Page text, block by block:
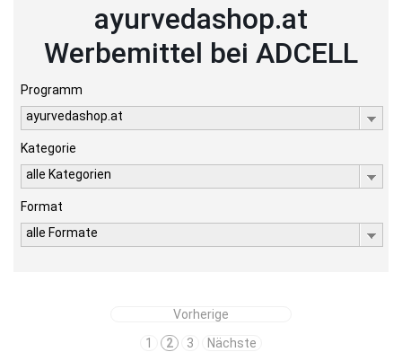
ayurvedashop.at
Werbemittel bei ADCELL
Programm
ayurvedashop.at
Kategorie
alle Kategorien
Format
alle Formate
Vorherige
1
2 3 Nächste